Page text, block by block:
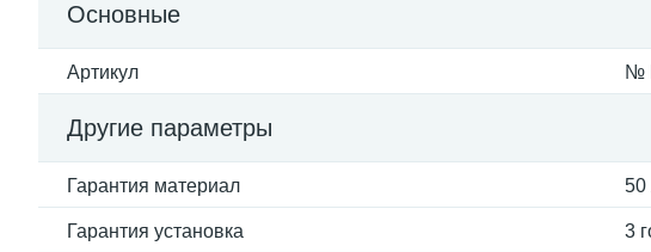
Основные
Артикул №
Другие параметры
Гарантия материал 50
Гарантия установка 3